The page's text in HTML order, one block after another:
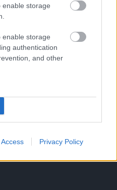
enable storage
enable storage
authentication
and other
Privacy Policy
ALIG VÁROM A
BESZÉLT